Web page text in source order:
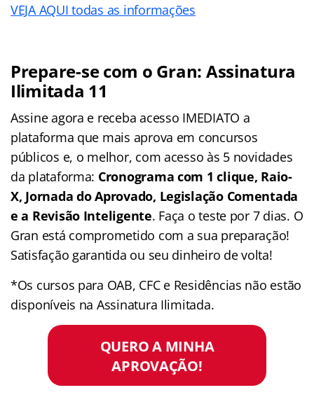
VEJA AQUI todas as informações
Prepare-se com o Gran: Assinatura
Ilimitada 11
Assine agora e receba acesso IMEDIATO a
plataforma que mais aprova em concursos
públicos e, o melhor, com acesso às 5 novidades
da plataforma: Cronograma com 1 clique, Raio-
X, Jornada do Aprovado, Legislação Comentada
e a Revisão Inteligente. Faça o teste por 7 dias. O
Gran está comprometido com a sua preparação!
Satisfação garantida ou seu dinheiro de volta!
*Os cursos para OAB, CFC e Residências não estão
disponíveis na Assinatura Ilimitada.
QUERO A MINHA
APROVAÇÃO!